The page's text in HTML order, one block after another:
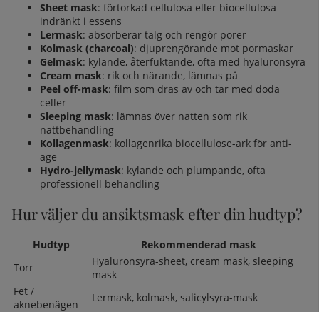
Sheet mask: förtorkad cellulosa eller biocellulosa
indränkt i essens
Lermask: absorberar talg och rengör porer
Kolmask (charcoal): djuprengörande mot pormaskar
Gelmask: kylande, återfuktande, ofta med hyaluronsyra
Cream mask: rik och närande, lämnas på
Peel off-mask: film som dras av och tar med döda
celler
Sleeping mask: lämnas över natten som rik
nattbehandling
Kollagenmask: kollagenrika biocellulose-ark för anti-
age
Hydro-jellymask: kylande och plumpande, ofta
professionell behandling
Hur väljer du ansiktsmask efter din hudtyp?
Hudtyp
Rekommenderad mask
Torr
Hyaluronsyra-sheet, cream mask, sleeping
mask
Fet /
aknebenägen
Lermask, kolmask, salicylsyra-mask